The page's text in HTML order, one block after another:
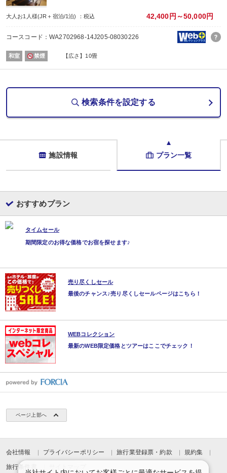
両津港からお宿までは送迎がございます。
（15:00～／両津港到着時連絡）
※ご希望のお客様は、両津港到着下船後にお客様自身で宿泊施設にご連絡くだ
■夕食
場所:
その他（お部屋（2～3名）又は個室食事処（4名～））
内容:
■朝食
内容:
大人お1人様(JR＋宿泊/1泊) ：税込 42,400円～50,000円
コースコード：WA2702968-14J205-08030226
和室 禁煙 【広さ】10畳
検索条件を設定する
施設情報 プラン一覧
おすすめプラン
タイムセール
期間限定のお得な価格でお宿を探せます♪
売り尽くしセール
最後のチャンス♪売り尽くしセールページはこちら！
WEBコレクション
最新のWEB限定価格とツアーはここでチェック！
ページ上部へ
会社情報 プライバシーポリシー 旅行業登録票・約款 規約集
旅行条件書